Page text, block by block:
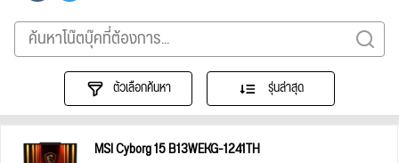
ตัวเลือกค้นหา รุ่นล่าสุด
MSI Cyborg 15 B13WEKG-1241TH